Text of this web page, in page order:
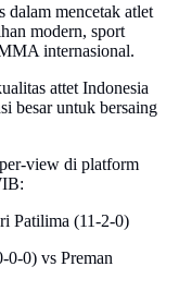
dalam mencetak atlet
modern, sport
internasional.
attet Indonesia
besar untuk bersaing
view di platform
Patilima (11-2-0)
0) vs Preman